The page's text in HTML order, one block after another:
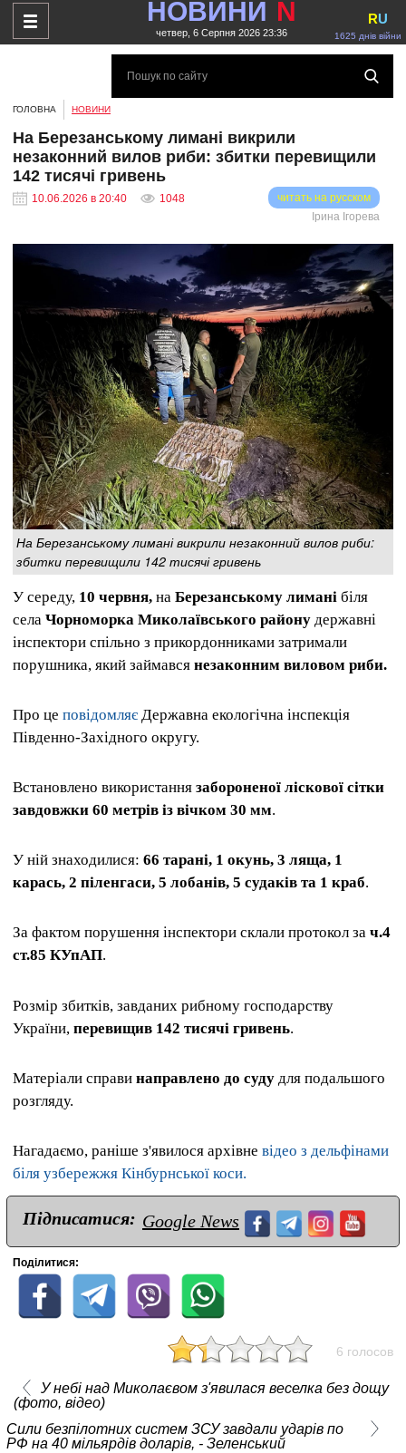
НОВИНИ N
четвер, 6 Серпня 2026 23:36 1625 днів війни
RU
ГОЛОВНА НОВИНИ
На Березанському лимані викрили
незаконний вилов риби: збитки перевищили
142 тисячі гривень
10.06.2026 в 20:40 1048
читать на русском
Ірина Ігорева
На Березанському лимані викрили незаконний вилов риби:
збитки перевищили 142 тисячі гривень
У середу, 10 червня, на Березанському лимані біля
села Чорноморка Миколаївського району державні
інспектори спільно з прикордонниками затримали
порушника, який займався незаконним виловом риби.
Про це повідомляє Державна екологічна інспекція
Південно-Західного округу.
Встановлено використання забороненої ліскової сітки
завдовжки 60 метрів із вічком 30 мм.
У ній знаходилися: 66 тарані, 1 окунь, 3 ляща, 1
карась, 2 піленгаси, 5 лобанів, 5 судаків та 1 краб.
За фактом порушення інспектори склали протокол за ч.4
ст.85 КУпАП.
Розмір збитків, завданих рибному господарству
України, перевищив 142 тисячі гривень.
Матеріали справи направлено до суду для подальшого
розгляду.
Нагадаємо, раніше з'явилося архівне відео з дельфінами
біля узбережжя Кінбурнської коси.
Підписатися: Google News
Поділитися:
6 голосов
У небі над Миколаєвом з'явилася веселка без дощу
(фото, відео)
Сили безпілотних систем ЗСУ завдали ударів по
РФ на 40 мільярдів доларів, - Зеленський